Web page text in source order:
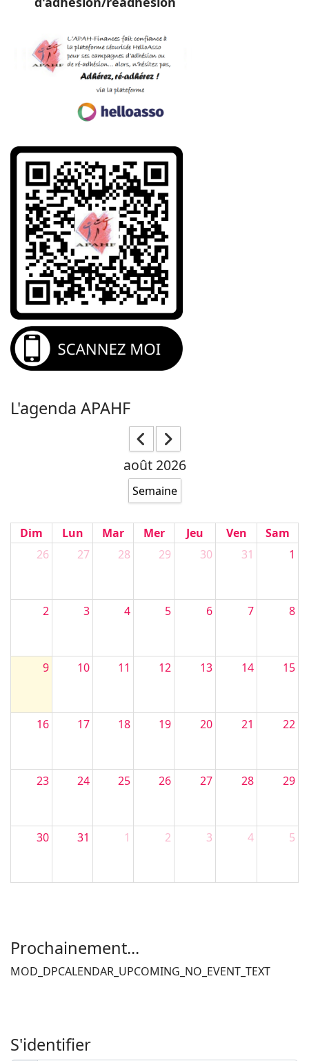
L'agenda APAHF
août 2026
Semaine
Dim Lun Mar Mer Jeu Ven
Sam
26
27 28 29 30 31 1
2 3 4 5 6 7 8
9 10 11 12 13 14 15
16 17 18 19 20 21 22
23 24 25 26 27 28 29
30 31 1 2 3 4 5
Prochainement...
MOD_DPCALENDAR_UPCOMING_NO_EVENT_TEXT
S'identifier